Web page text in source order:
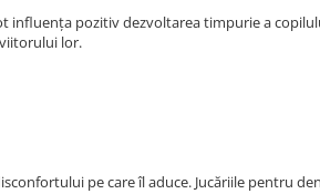
influența pozitiv dezvoltarea timpurie a
lor.
pe care îl aduce. Jucăriile pentru